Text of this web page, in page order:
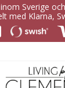
Sverige
med Klarna,